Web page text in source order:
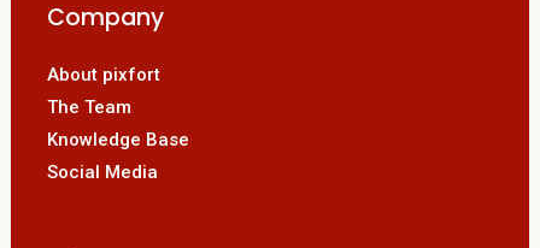
Company
About pixfort
The Team
Knowledge Base
Social Media